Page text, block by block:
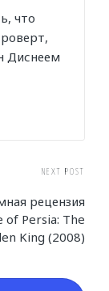
что
Диснеем
NEXT POST
рецензия
Persia: The
King (2008)